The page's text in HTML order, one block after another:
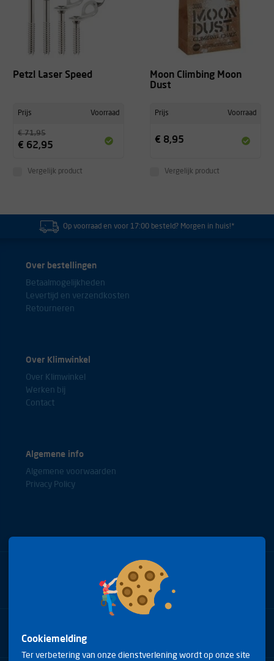
Petzl Laser Speed
Prijs Voorraad
€ 71,95
€ 62,95
Vergelijk product
Moon Climbing Moon
Dust
Prijs Voorraad
€ 8,95
Vergelijk product
Op voorraad en voor 17:00 besteld? Morgen in huis!*
Over bestellingen
Betaalmogelijkheden
Levertijd en verzendkosten
Retourneren
Over Klimwinkel
Over Klimwinkel
Werken bij
Contact
Algemene info
Algemene voorwaarden
Privacy Policy
Bel met onze experts
+31(0)85 0653688
Cookiemelding
Ter verbetering van onze dienstverlening wordt op onze site